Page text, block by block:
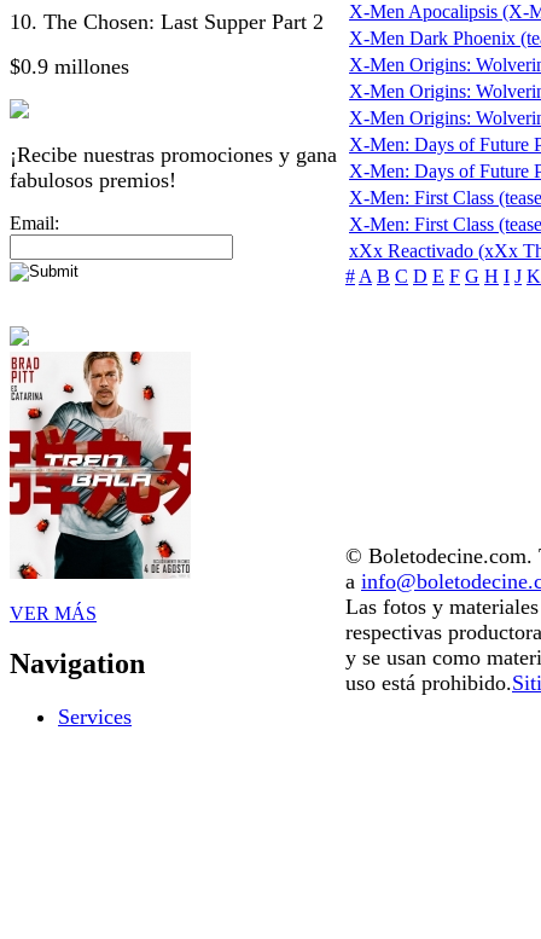
10. The Chosen: Last Supper Part 2
$0.9 millones
¡Recibe nuestras promociones y gana
fabulosos premios!
Email:
VER MÁS
Navigation
Services
X-Men Apocalipsis (X-
X-Men Dark Phoenix
X-Men Origins:
X-Men Origins:
X-Men Origins:
X-Men: Days of Future
X-Men: Days of Future
X-Men: First Class
X-Men: First Class
xXx Reactivado (xXx
# A B C D E F G H I J K
© Boletodecine.com.
a
Las fotos y
respectivas
y se usan como
uso está prohibido.